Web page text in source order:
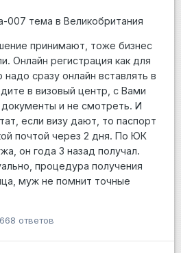
007 тема в Великобритания
принимают, тоже бизнес
Онлайн регистрация как для
сразу онлайн вставлять в
в визовый центр, с Вами
и не смотреть. И
если визу дают, то паспорт
почтой через 2 дня. По ЮК
он года 3 назад получал.
процедура получения
муж не помнит точные
668 ответов